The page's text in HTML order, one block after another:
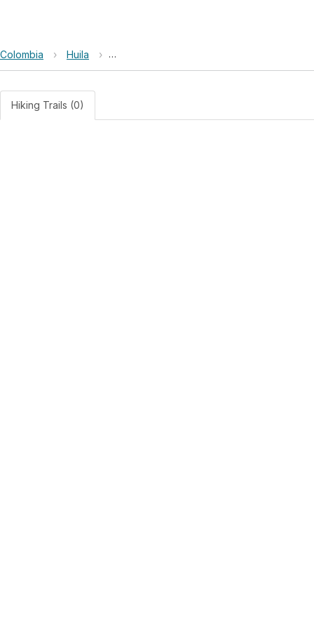
Colombia › Huila › Reserva Natural de la Sociedad Civil San
Hiking Trails (0)